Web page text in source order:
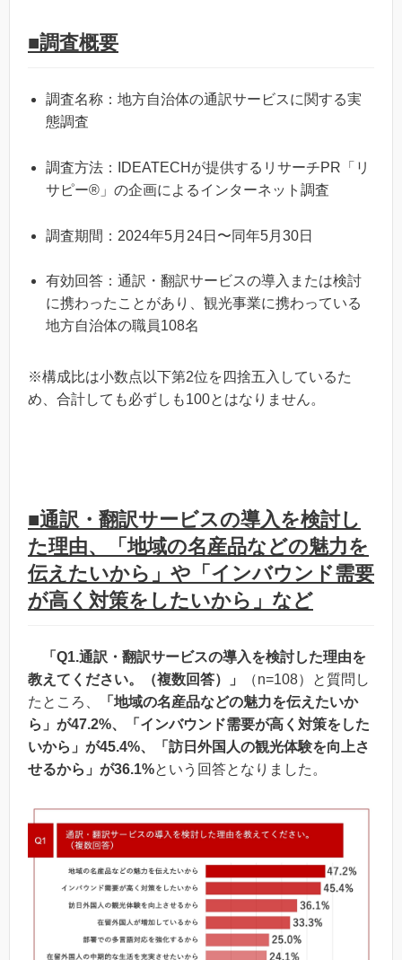
■調査概要
調査名称：地方自治体の通訳サービスに関する実
態調査
調査方法：IDEATECHが提供するリサーチPR「リ
サピー®︎」の企画によるインターネット調査
調査期間：2024年5月24日〜同年5月30日
有効回答：通訳・翻訳サービスの導入または検討
に携わったことがあり、観光事業に携わっている
地方自治体の職員108名
※構成比は小数点以下第2位を四捨五入しているた
め、合計しても必ずしも100とはなりません。
■通訳・翻訳サービスの導入を検討し
た理由、「地域の名産品などの魅力を
伝えたいから」や「インバウンド需要
が高く対策をしたいから」など
「Q1.通訳・翻訳サービスの導入を検討した理由を
教えてください。（複数回答）」
（n=108）と質問し
たところ、
「地域の名産品などの魅力を伝えたいか
ら」が47.2%、「インバウンド需要が高く対策をした
いから」が45.4%、「訪日外国人の観光体験を向上さ
せるから」が36.1%という回答となりました。